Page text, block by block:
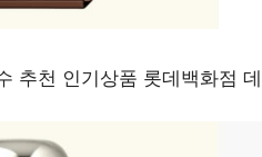
추천 인기상품 롯데백화점